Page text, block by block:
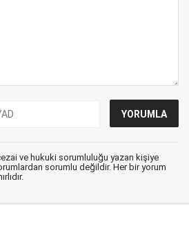
ve hukuki sorumluluğu yazan kişiye
sorumlu değildir. Her bir yorum